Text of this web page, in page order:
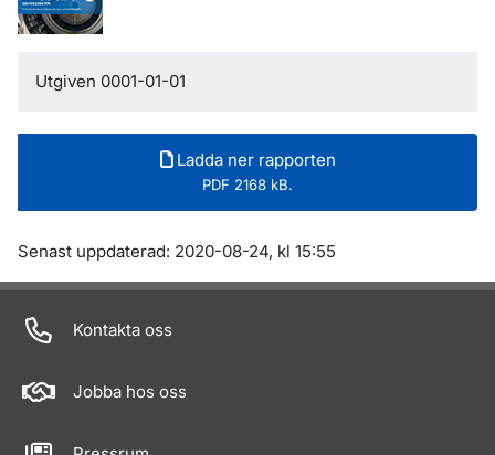
Utgiven 0001-01-01
Ladda ner rapporten
PDF 2168 kB.
Om sidan
Senast uppdaterad: 2020-08-24, kl 15:55
Kontakta oss
Jobba hos oss